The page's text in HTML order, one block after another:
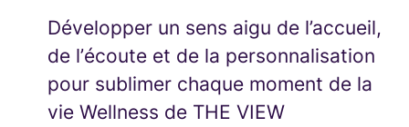
Développer un sens aigu de l’accueil,
de l’écoute et de la personnalisation
pour sublimer chaque moment de la
vie Wellness de THE VIEW